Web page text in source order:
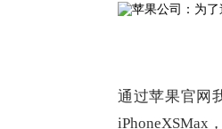
通过苹果官网
iPhoneXSMax